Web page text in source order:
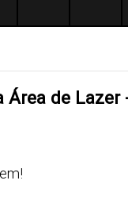
de Lazer